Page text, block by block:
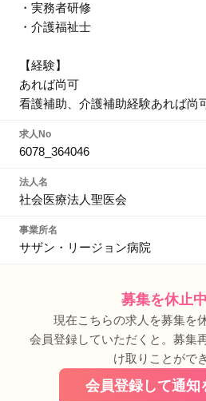
・実務者研修
・介護福祉士
【経験】
あれば尚可
看護補助、介護補助経験あれば尚
求人No
6078_364046
法人名
社会医療法人聖医会
事業所名
サザン・リージョン病院
募集を休止
現在こちらの求人を募集を
会員登録していただくと。募集
け取りことがで
会員登録して通知